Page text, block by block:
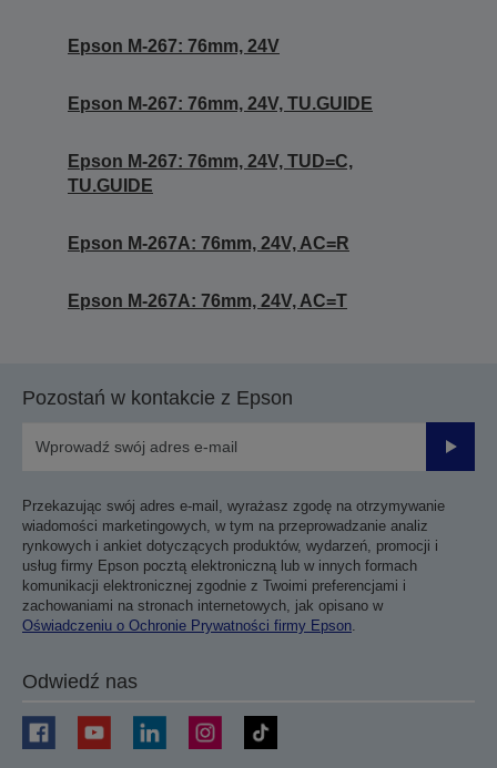
Epson M-267: 76mm, 24V
Epson M-267: 76mm, 24V, TU.GUIDE
Epson M-267: 76mm, 24V, TUD=C,
TU.GUIDE
Epson M-267A: 76mm, 24V, AC=R
Epson M-267A: 76mm, 24V, AC=T
Pozostań w kontakcie z Epson
Przekazując swój adres e-mail, wyrażasz zgodę na otrzymywanie
wiadomości marketingowych, w tym na przeprowadzanie analiz
rynkowych i ankiet dotyczących produktów, wydarzeń, promocji i
usług firmy Epson pocztą elektroniczną lub w innych formach
komunikacji elektronicznej zgodnie z Twoimi preferencjami i
zachowaniami na stronach internetowych, jak opisano w
Oświadczeniu o Ochronie Prywatności firmy Epson.
Odwiedź nas